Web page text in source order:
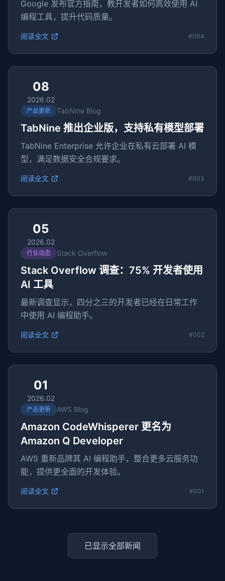
Google 发布官方指南，教开发者如何高效使用 AI
编程工具，提升代码质量。
阅读全文 #004
08
2026.02
产品更新 TabNine Blog
TabNine 推出企业版，支持私有模型部署
TabNine Enterprise 允许企业在私有云部署 AI 模
型，满足数据安全合规要求。
阅读全文 #003
05
2026.02
行业动态 Stack Overflow
Stack Overflow 调查：75% 开发者使用
AI 工具
最新调查显示，四分之三的开发者已经在日常工作
中使用 AI 编程助手。
阅读全文 #002
01
2026.02
产品更新 AWS Blog
Amazon CodeWhisperer 更名为
Amazon Q Developer
AWS 重新品牌其 AI 编程助手，整合更多云服务功
能，提供更全面的开发体验。
阅读全文 #001
已显示全部新闻